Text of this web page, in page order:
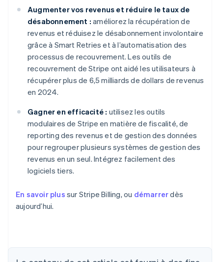
Augmenter vos revenus et réduire le taux de
désabonnement : améliorez la récupération de
revenus et réduisez le désabonnement involontaire
grâce à Smart Retries et à l’automatisation des
processus de recouvrement. Les outils de
recouvrement de Stripe ont aidé les utilisateurs à
récupérer plus de 6,5 milliards de dollars de revenus
en 2024.
Gagner en efficacité : utilisez les outils
modulaires de Stripe en matière de fiscalité, de
reporting des revenus et de gestion des données
pour regrouper plusieurs systèmes de gestion des
revenus en un seul. Intégrez facilement des
logiciels tiers.
En savoir plus sur Stripe Billing, ou démarrerdès
aujourd’hui.
DeutschEnglish